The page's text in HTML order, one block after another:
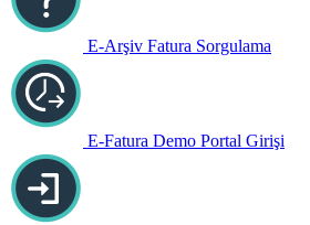
E-Arşiv Fatura Sorgulama
E-Fatura Demo Portal Girişi